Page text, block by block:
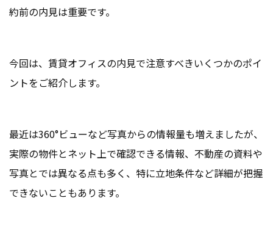
約前の内見は重要です。
今回は、賃貸オフィスの内見で注意すべきいくつかのポイ
ントをご紹介します。
最近は360°ビューなど写真からの情報量も増えましたが、
実際の物件とネット上で確認できる情報、不動産の資料や
写真とでは異なる点も多く、特に立地条件など詳細が把握
できないこともあります。